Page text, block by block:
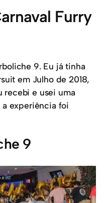
Furry
9. Eu já tinha
em Julho de 2018,
recebi e usei uma
experiência foi
9